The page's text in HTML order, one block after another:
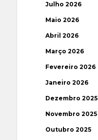
Julho 2026
Maio 2026
Abril 2026
Março 2026
Fevereiro 2026
Janeiro 2026
Dezembro 2025
Novembro 2025
Outubro 2025